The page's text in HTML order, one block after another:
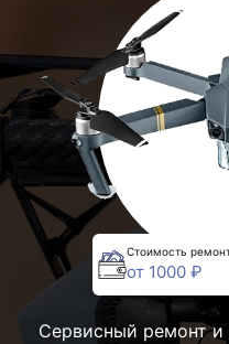
Стоимость
от 1000 ₽
Сервисный ремонт и